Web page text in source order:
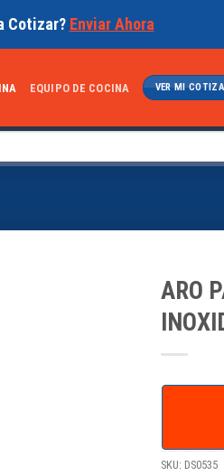
Cotizar? Enviar Ahora
EQUIPO DE COCINA VER MI
ARO
SKU: DS0535